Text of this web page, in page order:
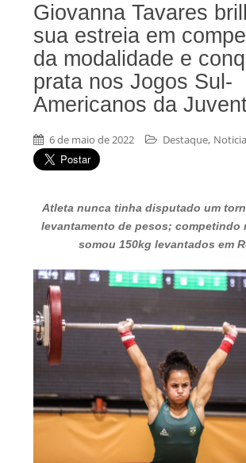
Giovanna Tavares
sua estreia em
da modalidade e
prata nos Jogos Sul-
Americanos da
6 de maio de 2022 Destaque,
Atleta nunca tinha disputado um
levantamento de pesos; competindo
somou 150kg levantados em